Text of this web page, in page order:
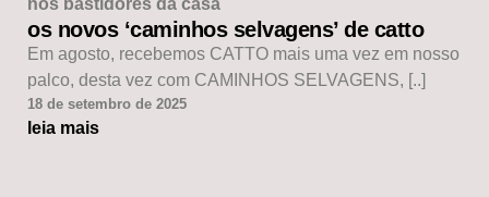
os novos ‘caminhos selvagens’ de catto
Em agosto, recebemos CATTO mais uma vez em nosso
palco, desta vez com CAMINHOS SELVAGENS, [..]
18 de setembro de 2025
leia mais